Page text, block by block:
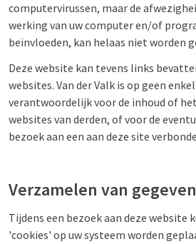
computervirussen, maar de
werking van uw computer en/of
beïnvloeden, kan helaas niet worden
Deze website kan tevens links
websites. Van der Valk is op geen
verantwoordelijk voor de inhoud of
websites van derden, of voor de
bezoek aan een aan deze site
Verzamelen van
Tijdens een bezoek aan deze website
'cookies' op uw systeem worden